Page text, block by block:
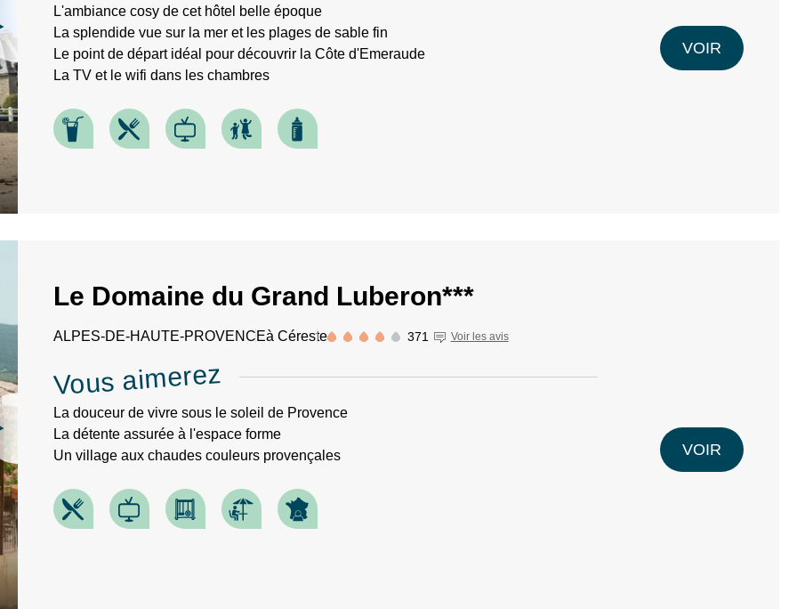
RECHERCHER
Une destination, un hôtel...
L'ambiance cosy de cet hôtel belle époque
La splendide vue sur la mer et les plages de sable fin
Le point de départ idéal pour découvrir la Côte d'Emeraude
La TV et le wifi dans les chambres
VOIR
Le Domaine du Grand Luberon***
ALPES-DE-HAUTE-PROVENCEà Céreste 371 Voir les avis
Vous aimerez
La douceur de vivre sous le soleil de Provence
La détente assurée à l'espace forme
Un village aux chaudes couleurs provençales
VOIR